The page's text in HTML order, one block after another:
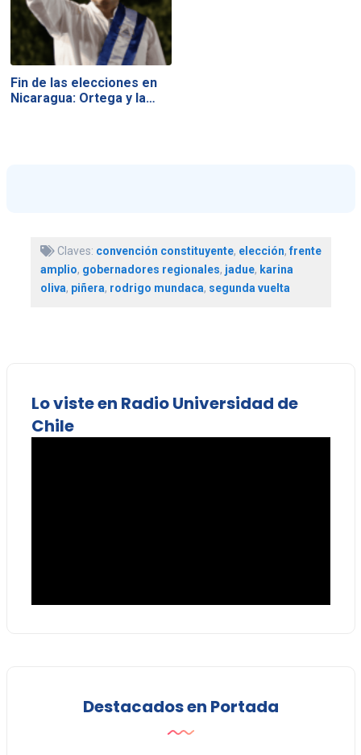
Fin de las elecciones en
Nicaragua: Ortega y la…
Claves: convención constituyente, elección,frente
amplio, gobernadores regionales, jadue, karina
oliva, piñera, rodrigo mundaca, segunda vuelta
Lo viste en Radio Universidad de
Chile
Destacados en Portada